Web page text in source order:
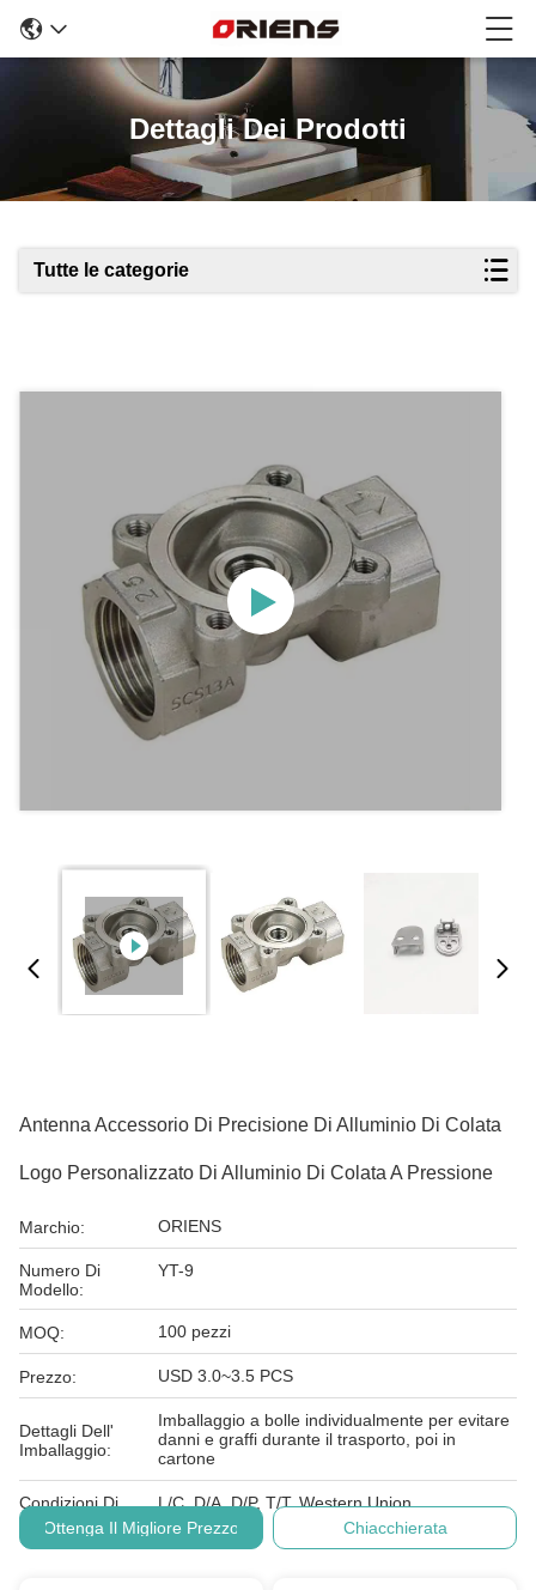
Dettagli Dei Prodotti
Tutte le categorie
Antenna Accessorio Di Precisione Di Alluminio Di Colata
Logo Personalizzato Di Alluminio Di Colata A Pressione
Marchio: ORIENS
Numero Di
Modello:
YT-9
MOQ: 100 pezzi
Prezzo: USD 3.0~3.5 PCS
Dettagli Dell'
Imballaggio:
Imballaggio a bolle individualmente per evitare
danni e graffi durante il trasporto, poi in
cartone
Condizioni Di
Pagamento:
L/C, D/A, D/P, T/T, Western Union,
Ottenga Il Migliore Prezzo
Chiacchierata